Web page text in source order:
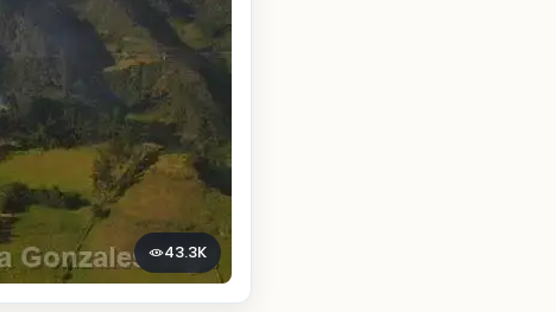
43.3K